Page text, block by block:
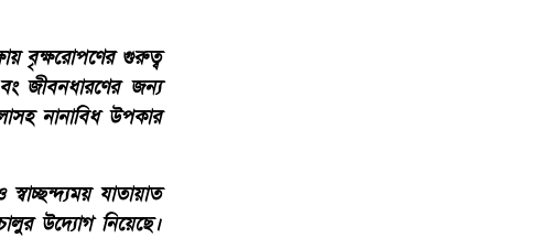
বৃক্ষরোপণের গুরুত্ব
জীবনধারণের জন্য
নানাবিধ উপকার
যাতায়াত
উদ্যোগ নিয়েছে।